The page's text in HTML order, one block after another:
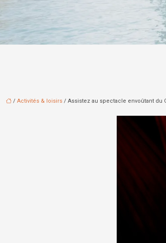
/ Activités & loisirs / Assistez au spectacle envoûtant